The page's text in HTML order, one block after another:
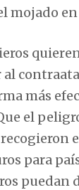
mojado
más
el
recogieron
para
puedan